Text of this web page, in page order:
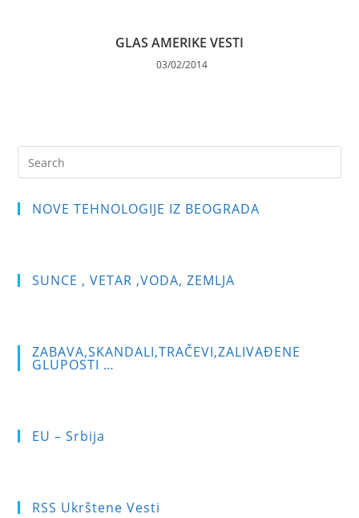
GLAS AMERIKE VESTI
03/02/2014
NOVE TEHNOLOGIJE IZ BEOGRADA
SUNCE , VETAR ,VODA, ZEMLJA
ZABAVA,SKANDALI,TRAČEVI,ZALIVAĐENE
GLUPOSTI …
EU – Srbija
RSS Ukrštene Vesti